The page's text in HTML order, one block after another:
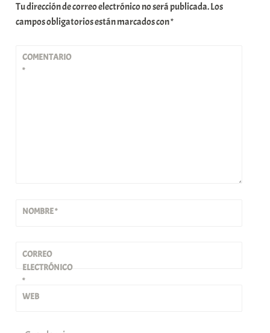
Tu dirección de correo electrónico no será publicada.Los
campos obligatorios están marcados con*
COMENTARIO
*
NOMBRE*
CORREO
ELECTRÓNICO
*
WEB